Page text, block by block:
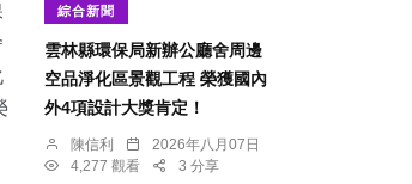
綜合新聞
雲林縣環保局新辦公廳舍周邊
空品淨化區景觀工程 榮獲國內
外4項設計大獎肯定！
陳信利
2026年八月07日
4,277 觀看
3 分享